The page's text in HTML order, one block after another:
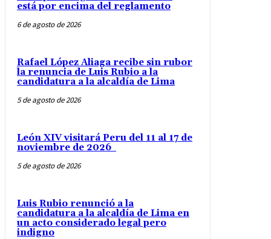
está por encima del reglamento
6 de agosto de 2026
Rafael López Aliaga recibe sin rubor
la renuncia de Luis Rubio a la
candidatura a la alcaldía de Lima
5 de agosto de 2026
León XIV visitará Peru del 11 al 17 de
noviembre de 2026
5 de agosto de 2026
Luis Rubio renunció a la
candidatura a la alcaldía de Lima en
un acto considerado legal pero
indigno